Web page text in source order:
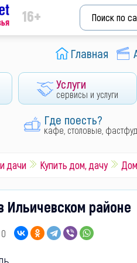
16+
Главная
Услуги
сервисы и услуги
Где поесть?
кафе, столовые, фастфуд
дачи Купить дом, дачу
Ильичевском районе
0